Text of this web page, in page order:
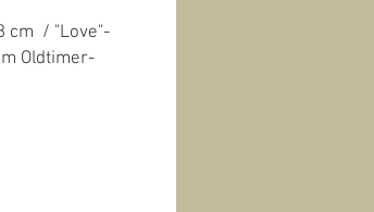
cm / "Love"-
Oldtimer-